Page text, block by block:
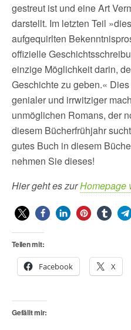
gestreut ist und eine Art
darstellt. Im letzten Teil
aufgequirlten
offizielle
einzige Möglichkeit darin,
Geschichte zu geben.«
genialer und irrwitziger
unmöglichen Romans, der
diesem Bücherfrühjahr
gutes Buch in diesem
nehmen Sie dieses!
Hier geht es zurHomepage
Teilen mit:
Facebook X
Gefällt mir: